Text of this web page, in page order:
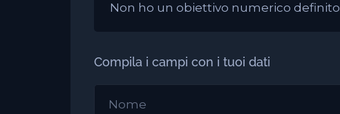
Non ho un obiettivo numerico definito
Compila i campi con i tuoi dati